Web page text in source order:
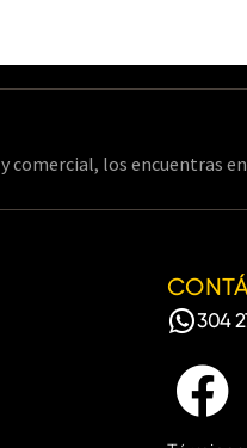
comercial, los encuentras
304